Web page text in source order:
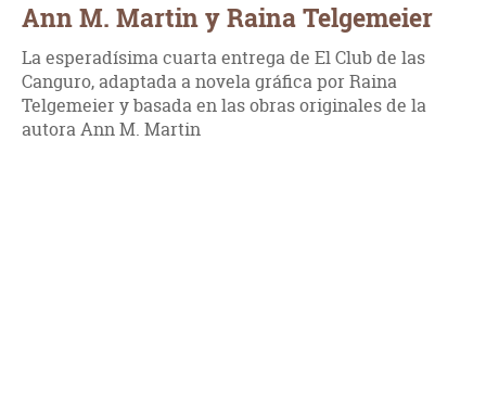
Ann M. Martin y Raina Telgemeier
La esperadísima cuarta entrega de El Club de las
Canguro, adaptada a novela gráfica por Raina
Telgemeier y basada en las obras originales de la
autora Ann M. Martin